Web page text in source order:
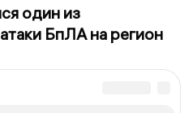
один из
БпЛА на регион